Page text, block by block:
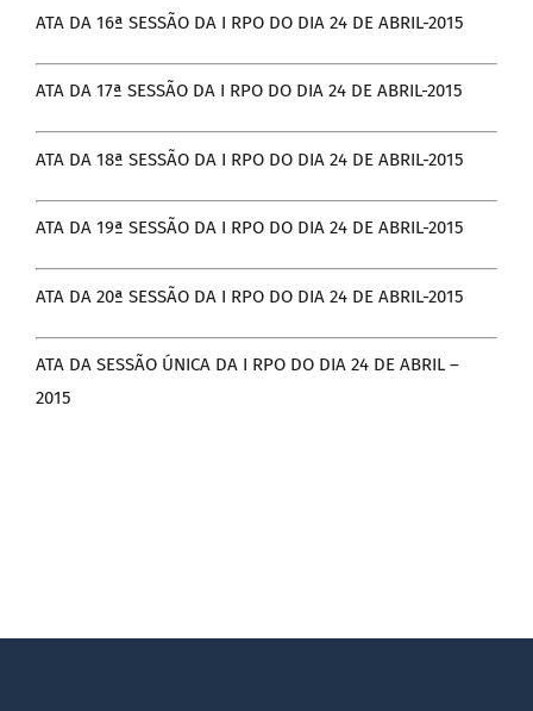
ATA DA 16ª SESSÃO DA I RPO DO DIA 24 DE ABRIL-2015
ATA DA 17ª SESSÃO DA I RPO DO DIA 24 DE ABRIL-2015
ATA DA 18ª SESSÃO DA I RPO DO DIA 24 DE ABRIL-2015
ATA DA 19ª SESSÃO DA I RPO DO DIA 24 DE ABRIL-2015
ATA DA 20ª SESSÃO DA I RPO DO DIA 24 DE ABRIL-2015
ATA DA SESSÃO ÚNICA DA I RPO DO DIA 24 DE ABRIL –
2015